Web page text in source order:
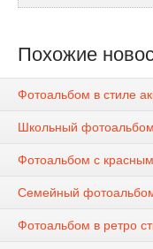
Похожие
Фотоальбом в стиле
Школьный
Фотоальбом с
Семейный
Фотоальбом в ретро